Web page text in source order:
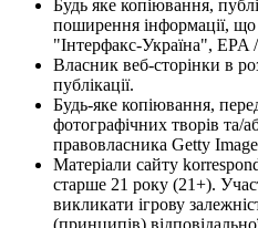
Будь яке копіювання,
поширення інформації,
"Інтерфакс-Україна", EPA
Власник веб-сторінки в
публікації.
Будь-яке копіювання,
фотографічних творів та/
правовласника Getty
Матеріали сайту
старше 21 року (21+).
викликати ігрову
(принципів)